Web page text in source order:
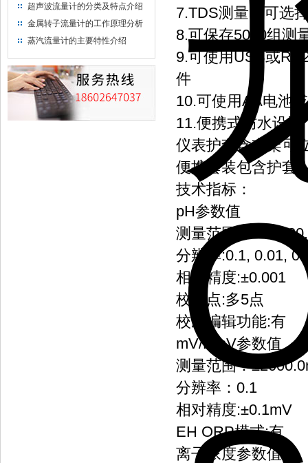
超声波流量计的分类及特点介绍
金属转子流量计的工作原理分析
蒸汽流量计的主要特性介绍
7.TDS测量时可选
8.可保存5000组测
9.可使用USB或
件
10.可使用AA电池
11.便携式防水设
仪表护套含支架可
便携套装包含护套
技术指标：
pH参数值
测量范围:-2.000-
分辨率:0.1, 0.01,
相对精度:±0.001
校准点:多5点
校准编辑功能:有
mV/RmV参数值
测量范围：
分辨率：0.1
相对精度:±0.1mV
EH ORP模式:有
离子浓度参数值